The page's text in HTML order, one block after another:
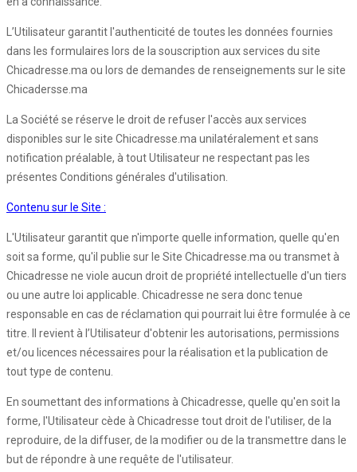
L’Utilisateur garantit l'authenticité de toutes les données fournies
dans les formulaires lors de la souscription aux services du site
Chicadresse.ma ou lors de demandes de renseignements sur le site
Chicadersse.ma
La Société se réserve le droit de refuser l'accès aux services
disponibles sur le site Chicadresse.ma unilatéralement et sans
notification préalable, à tout Utilisateur ne respectant pas les
présentes Conditions générales d'utilisation.
Contenu sur le Site :
L'Utilisateur garantit que n'importe quelle information, quelle qu'en
soit sa forme, qu'il publie sur le Site Chicadresse.ma ou transmet à
Chicadresse ne viole aucun droit de propriété intellectuelle d'un tiers
ou une autre loi applicable. Chicadresse ne sera donc tenue
responsable en cas de réclamation qui pourrait lui être formulée à ce
titre. Il revient à l’Utilisateur d'obtenir les autorisations, permissions
et/ou licences nécessaires pour la réalisation et la publication de
tout type de contenu.
En soumettant des informations à Chicadresse, quelle qu'en soit la
forme, l'Utilisateur cède à Chicadresse tout droit de l'utiliser, de la
reproduire, de la diffuser, de la modifier ou de la transmettre dans le
but de répondre à une requête de l'utilisateur.